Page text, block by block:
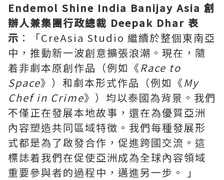
Endemol Shine India Banijay Asia 創
辦人兼集團行政總裁 Deepak Dhar 表
示 ：「CreAsia Studio 繼續於整個東南亞
中，推動新一波創意擴張浪潮。現在，隨
着非劇本原創作品（例如《Race to
Space》）和劇本形式作品（例如《My
Chef in Crime》）均以泰國為背景。我們
不僅正在發展本地故事，還在為優質亞洲
內容塑造共同區域特徵。我們每種發展形
式都是為了啟發合作，促進跨國交流。這
標誌着我們在促使亞洲成為全球內容領域
重要參與者的過程中，邁進另一步。 」